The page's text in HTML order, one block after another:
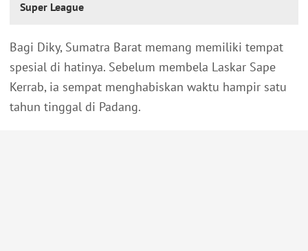
Super League
Bagi Diky, Sumatra Barat memang memiliki tempat
spesial di hatinya. Sebelum membela Laskar Sape
Kerrab, ia sempat menghabiskan waktu hampir satu
tahun tinggal di Padang.